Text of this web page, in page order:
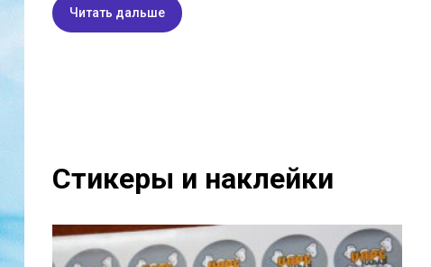
Читать дальше
Стикеры и наклейки